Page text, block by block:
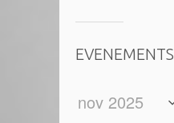
EVENEMENTS